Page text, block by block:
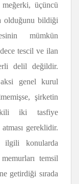
meğerki, üçüncü
olduğunu bildiği
mümkün
tescil ve ilan
delil değildir.
genel kurul
şirketin
iki tasfiye
gereklidir.
konularda
temsil
getirdiği sırada